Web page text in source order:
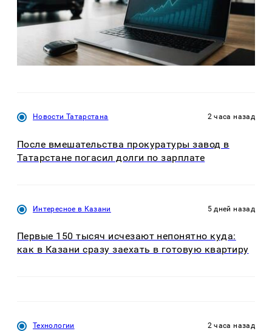
Новости Татарстана 2 часа назад
После вмешательства прокуратуры завод в
Татарстане погасил долги по зарплате
Интересное в Казани 5 дней назад
Первые 150 тысяч исчезают непонятно куда:
как в Казани сразу заехать в готовую квартиру
Технологии 2 часа назад